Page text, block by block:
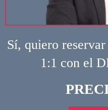
Sí, quiero
1:1 con el